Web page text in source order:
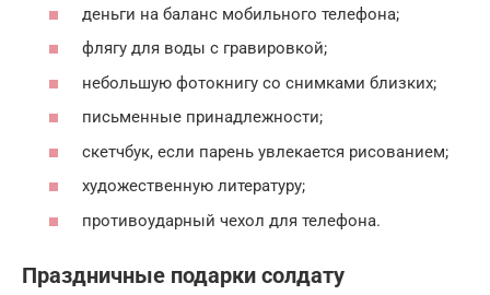
деньги на баланс мобильного телефона;
флягу для воды с гравировкой;
небольшую фотокнигу со снимками близких;
письменные принадлежности;
скетчбук, если парень увлекается рисованием;
художественную литературу;
противоударный чехол для телефона.
Праздничные подарки солдату